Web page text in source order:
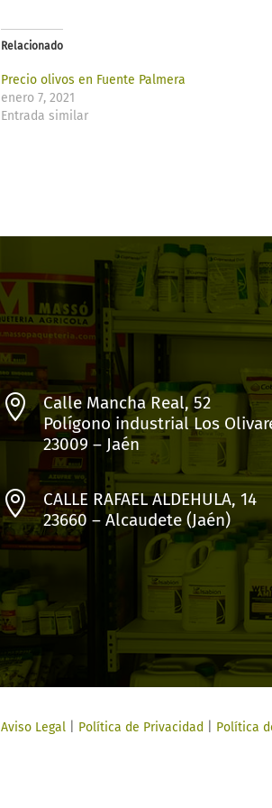
Relacionado
Precio olivos en Fuente Palmera
enero 7, 2021
Entrada similar

Calle Mancha Real, 52
Polígono industrial Los
23009 – Jaén

CALLE RAFAEL ALDEHULA, 14
23660 – Alcaudete (Jaén)
Aviso Legal Política de Privacidad Política